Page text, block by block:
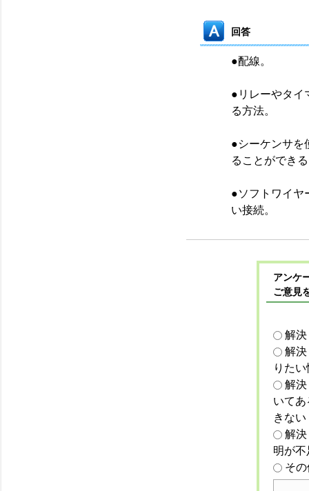
回答
●配線。
●リレーやタイ
る方法。
●シーケンサを
ることができ
●ソフトワイヤ
い接続。
アンケ
ご意見
解
解
りた
解
いて
きない
解
明が
そ